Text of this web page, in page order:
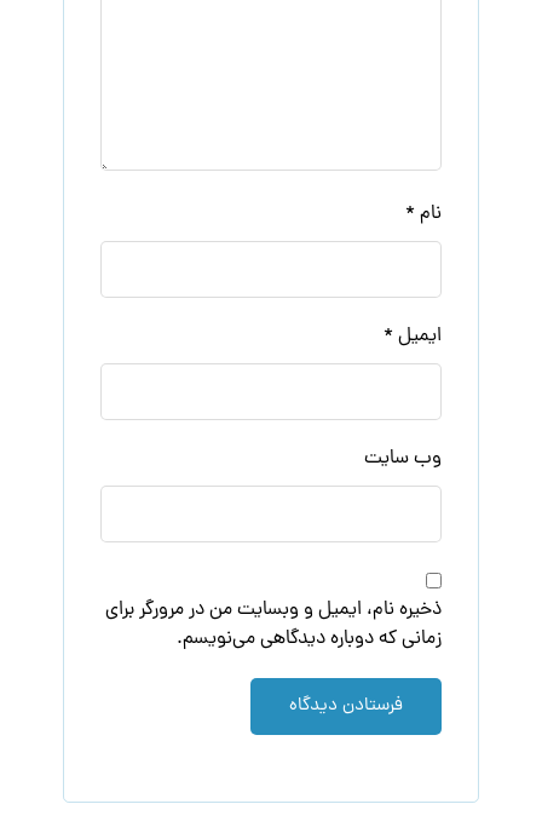
نام *
ایمیل *
وب‌ سایت
ذخیره نام، ایمیل و وبسایت من در مرورگر برای
زمانی که دوباره دیدگاهی می‌نویسم.
فرستادن دیدگاه